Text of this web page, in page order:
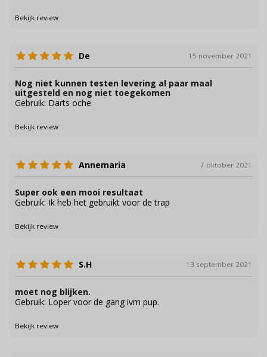
Bekijk review
De 15 november 2021
Nog niet kunnen testen levering al paar maal
uitgesteld en nog niet toegekomen
Gebruik: Darts oche
Bekijk review
Annemaria 7 oktober 2021
Super ook een mooi resultaat
Gebruik: Ik heb het gebruikt voor de trap
Bekijk review
S.H 13 september 2021
moet nog blijken.
Gebruik: Loper voor de gang ivm pup.
Bekijk review